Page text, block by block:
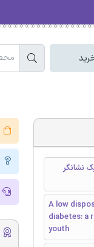
نشانگر
A low
diabetes: a
youth